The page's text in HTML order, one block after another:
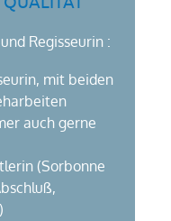
Regisseurin :
mit beiden
auch gerne
(Sorbonne